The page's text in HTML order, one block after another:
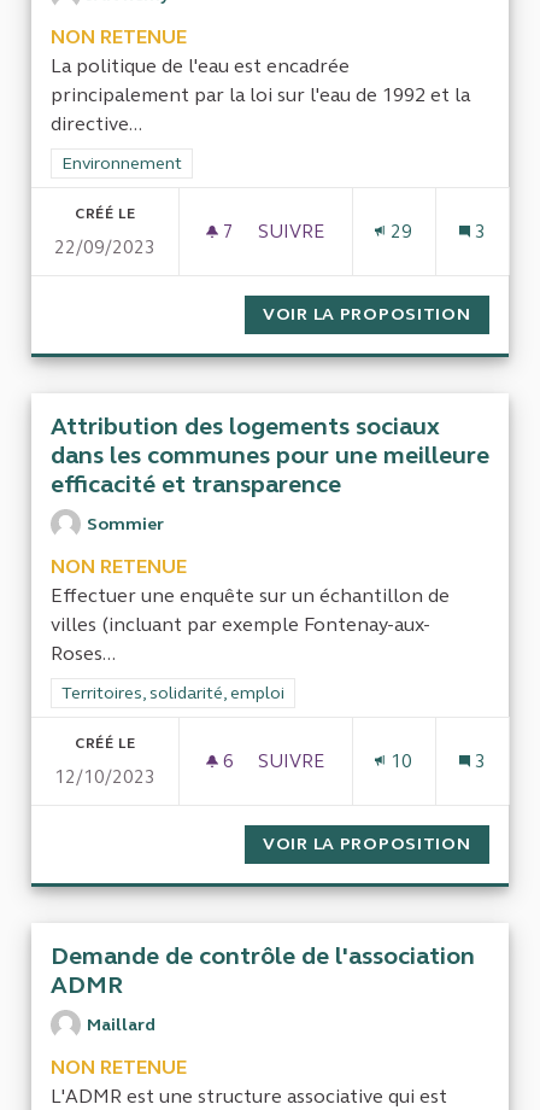
NON RETENUE
La politique de l'eau est encadrée
principalement par la loi sur l'eau de 1992 et la
directive...
Filtrer les résultats de la catégorie : Environnement
Environnement
CRÉÉ LE
22/09/2023
7 7 ABONNÉS
SUIVRE
29 3
VOIR LA PROPOSITION
Attribution des logements sociaux
dans les communes pour une meilleure
efficacité et transparence
Sommier
NON RETENUE
Effectuer une enquête sur un échantillon de
villes (incluant par exemple Fontenay-aux-
Roses...
Filtrer les résultats de la catégorie : Territoires, solidarité,
Territoires, solidarité, emploi
CRÉÉ LE
12/10/2023
6 6 ABONNÉS
SUIVRE
10 3
VOIR LA PROPOSITION
Demande de contrôle de l'association
ADMR
Maillard
NON RETENUE
L'ADMR est une structure associative qui est